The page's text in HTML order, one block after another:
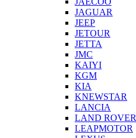
JAGUAR
JEEP
JETOUR
JETTA
JMC
KAIYI
KGM
KIA
KNEWSTAR
LANCIA
LAND ROVER
LEAPMOTOR